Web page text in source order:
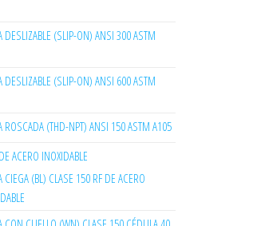
DESLIZABLE (SLIP-ON) ANSI 300 ASTM
DESLIZABLE (SLIP-ON) ANSI 600 ASTM
ROSCADA (THD-NPT) ANSI 150 ASTM A105
ACERO INOXIDABLE
CIEGA (BL) CLASE 150 RF DE ACERO